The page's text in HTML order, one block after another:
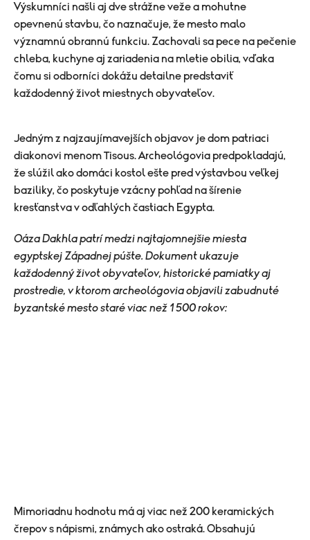
Výskumníci našli aj dve strážne veže a mohutne
opevnenú stavbu, čo naznačuje, že mesto malo
významnú obrannú funkciu. Zachovali sa pece na pečenie
chleba, kuchyne aj zariadenia na mletie obilia, vďaka
čomu si odborníci dokážu detailne predstaviť
každodenný život miestnych obyvateľov.
Jedným z najzaujímavejších objavov je dom patriaci
diakonovi menom Tisous. Archeológovia predpokladajú,
že slúžil ako domáci kostol ešte pred výstavbou veľkej
baziliky, čo poskytuje vzácny pohľad na šírenie
kresťanstva v odľahlých častiach Egypta.
Oáza Dakhla patrí medzi najtajomnejšie miesta
egyptskej Západnej púšte. Dokument ukazuje
každodenný život obyvateľov, historické pamiatky aj
prostredie, v ktorom archeológovia objavili zabudnuté
byzantské mesto staré viac než 1 500 rokov:
Mimoriadnu hodnotu má aj viac než 200 keramických
črepov s nápismi, známych ako ostraká. Obsahujú